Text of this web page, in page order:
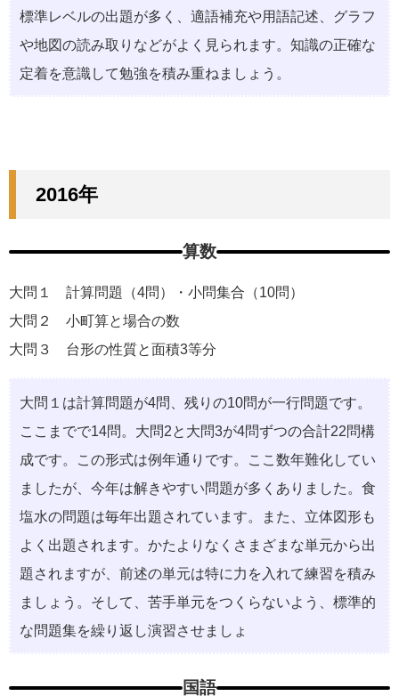
標準レベルの出題が多く、適語補充や用語記述、グラフ
や地図の読み取りなどがよく見られます。知識の正確な
定着を意識して勉強を積み重ねましょう。
2016年
算数
大問１ 計算問題（4問）・⼩問集合（10問）
大問２ ⼩町算と場合の数
大問３ 台形の性質と⾯積3等分
⼤問１は計算問題が4問、残りの10問が⼀⾏問題です。
ここまでで14問。⼤問2と⼤問3が4問ずつの合計22問構
成です。この形式は例年通りです。ここ数年難化してい
ましたが、今年は解きやすい問題が多くありました。⾷
塩⽔の問題は毎年出題されています。また、⽴体図形も
よく出題されます。かたよりなくさまざまな単元から出
題されますが、前述の単元は特に⼒を⼊れて練習を積み
ましょう。そして、苦⼿単元をつくらないよう、標準的
な問題集を繰り返し演習させましょ
国語